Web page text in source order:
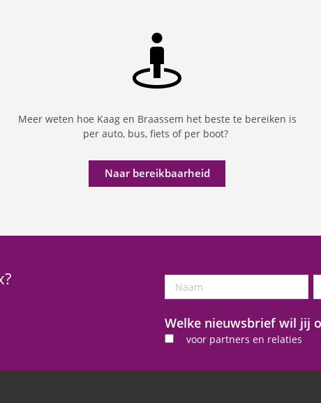
Meer weten hoe Kaag en Braassem het beste te bereiken is
per auto, bus, fiets of per boot?
Naar bereikbaarheid
Naam
Welke nieuwsbrief wil jij
voor partners en relaties